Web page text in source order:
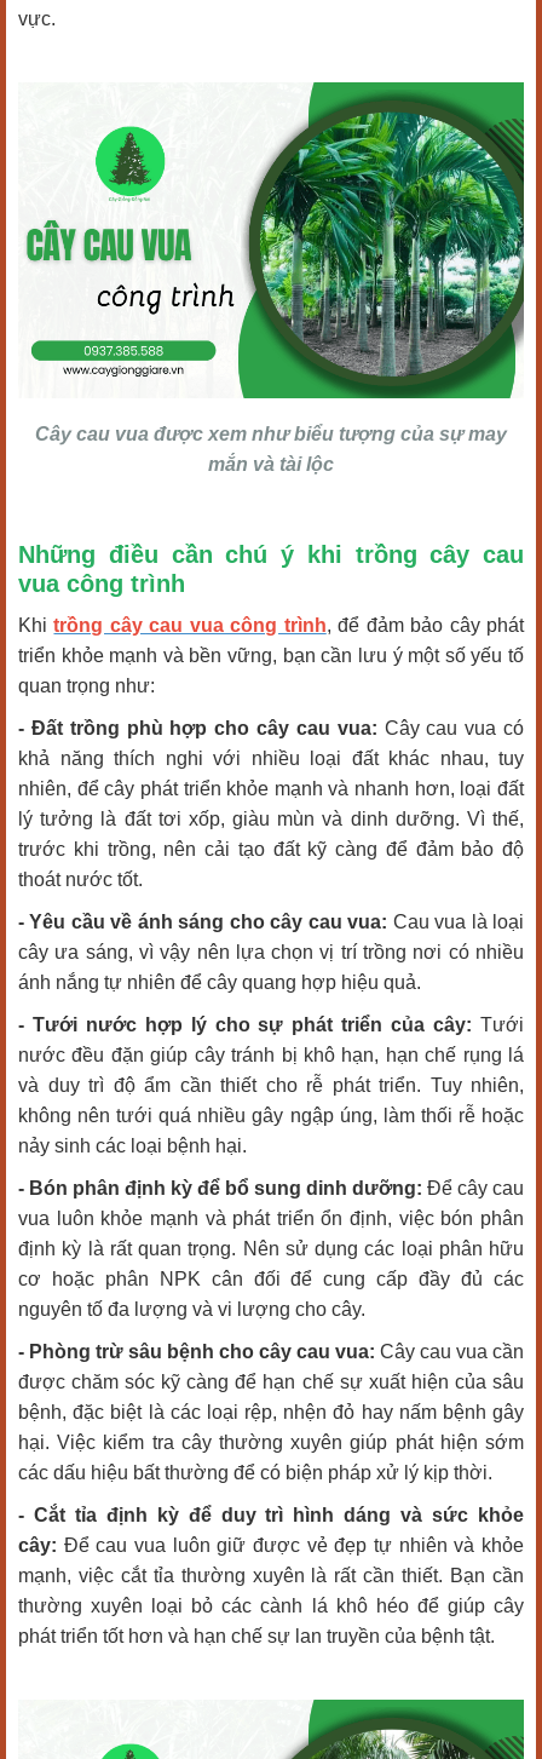
vực.
Cây cau vua được xem như biểu tượng của sự may
mắn và tài lộc
Những điều cần chú ý khi trồng cây cau
vua công trình
Khitrồng cây cau vua công trình, để đảm bảo cây phát
triển khỏe mạnh và bền vững, bạn cần lưu ý một số yếu tố
quan trọng như:
- Đất trồng phù hợp cho cây cau vua: Cây cau vua có
khả năng thích nghi với nhiều loại đất khác nhau, tuy
nhiên, để cây phát triển khỏe mạnh và nhanh hơn, loại đất
lý tưởng là đất tơi xốp, giàu mùn và dinh dưỡng. Vì thế,
trước khi trồng, nên cải tạo đất kỹ càng để đảm bảo độ
thoát nước tốt.
- Yêu cầu về ánh sáng cho cây cau vua: Cau vua là loại
cây ưa sáng, vì vậy nên lựa chọn vị trí trồng nơi có nhiều
ánh nắng tự nhiên để cây quang hợp hiệu quả.
- Tưới nước hợp lý cho sự phát triển của cây: Tưới
nước đều đặn giúp cây tránh bị khô hạn, hạn chế rụng lá
và duy trì độ ẩm cần thiết cho rễ phát triển. Tuy nhiên,
không nên tưới quá nhiều gây ngập úng, làm thối rễ hoặc
nảy sinh các loại bệnh hại.
- Bón phân định kỳ để bổ sung dinh dưỡng: Để cây cau
vua luôn khỏe mạnh và phát triển ổn định, việc bón phân
định kỳ là rất quan trọng. Nên sử dụng các loại phân hữu
cơ hoặc phân NPK cân đối để cung cấp đầy đủ các
nguyên tố đa lượng và vi lượng cho cây.
- Phòng trừ sâu bệnh cho cây cau vua: Cây cau vua cần
được chăm sóc kỹ càng để hạn chế sự xuất hiện của sâu
bệnh, đặc biệt là các loại rệp, nhện đỏ hay nấm bệnh gây
hại. Việc kiểm tra cây thường xuyên giúp phát hiện sớm
các dấu hiệu bất thường để có biện pháp xử lý kịp thời.
- Cắt tỉa định kỳ để duy trì hình dáng và sức khỏe
cây: Để cau vua luôn giữ được vẻ đẹp tự nhiên và khỏe
mạnh, việc cắt tỉa thường xuyên là rất cần thiết. Bạn cần
thường xuyên loại bỏ các cành lá khô héo để giúp cây
phát triển tốt hơn và hạn chế sự lan truyền của bệnh tật.